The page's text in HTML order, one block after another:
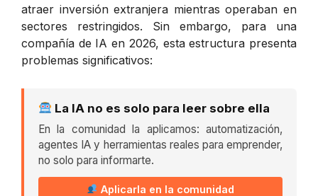
atraer inversión extranjera mientras operaban en
sectores restringidos. Sin embargo, para una
compañía de IA en 2026, esta estructura presenta
problemas significativos:
La IA no es solo para leer sobre ella
En la comunidad la aplicamos: automatización,
agentes IA y herramientas reales para emprender,
no solo para informarte.
Aplicarla en la comunidad